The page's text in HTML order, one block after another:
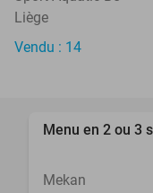
Liège
Vendu : 14
Menu en 2 ou 3
Mekan